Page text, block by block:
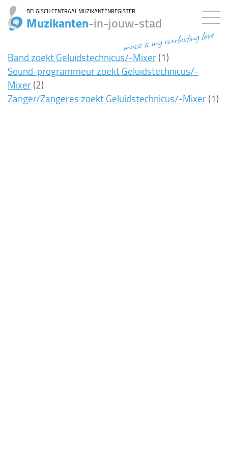
BELGISCH CENTRAAL MUZIKANTENREGISTER
Muzikanten-in-jouw-stad
...music is my everlasting love
Band zoekt Geluidstechnicus/-Mixer(1)
Sound-programmeur zoekt Geluidstechnicus/-
Mixer(2)
Zanger/Zangeres zoekt Geluidstechnicus/-Mixer(1)